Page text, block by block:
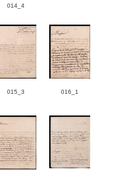
014_4
015_3 016_1